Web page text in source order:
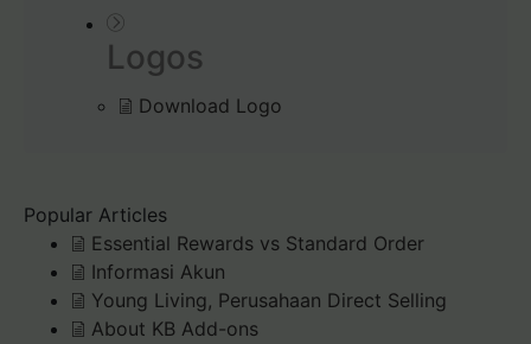
Logos
Download Logo
Popular Articles
Essential Rewards vs Standard Order
Informasi Akun
Young Living, Perusahaan Direct Selling
About KB Add-ons